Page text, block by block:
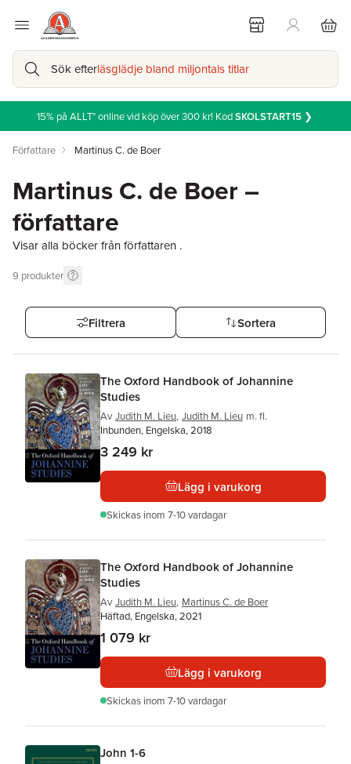
Sök efterläsglädje bland miljontals titlar
15% på ALLT* online vid köp över 300 kr! KodSKOLSTART15❯
Författare Martinus C. de Boer
Martinus C. de Boer –
författare
Visar alla böcker från författaren .
9 produkter
Filtrera Sortera
The Oxford Handbook of Johannine
Studies
Av Judith M. Lieu, Judith M. Lieu m. fl.
Inbunden, Engelska, 2018
3 249 kr
Lägg i varukorg
Skickas inom 7-10 vardagar
The Oxford Handbook of Johannine
Studies
Av Judith M. Lieu, Martinus C. de Boer
Häftad, Engelska, 2021
1 079 kr
Lägg i varukorg
Skickas inom 7-10 vardagar
John 1-6